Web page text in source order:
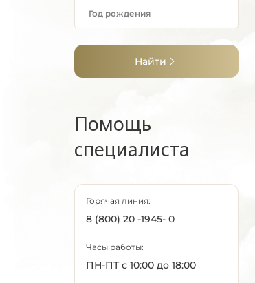
Найти
Помощь
специалиста
Горячая линия:
8 (800) 20 -1945- 0
Часы работы:
ПН-ПТ с 10:00 до 18:00